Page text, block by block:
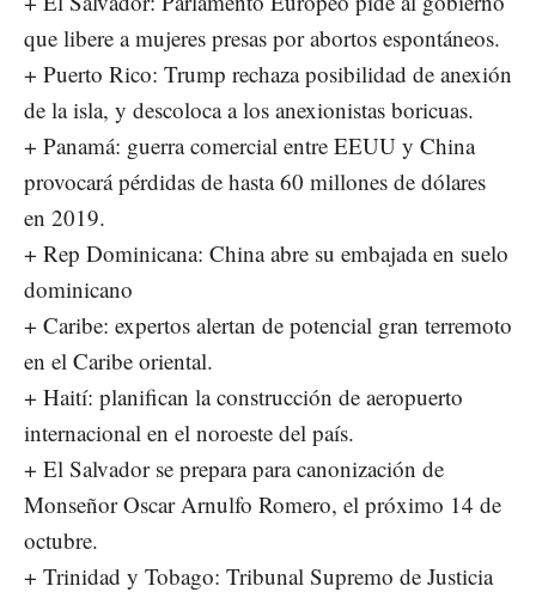
que libere a mujeres presas por abortos espontáneos.
+ Puerto Rico: Trump rechaza posibilidad de anexión
de la isla, y descoloca a los anexionistas boricuas.
+ Panamá: guerra comercial entre EEUU y China
provocará pérdidas de hasta 60 millones de dólares
en 2019.
+ Rep Dominicana: China abre su embajada en suelo
dominicano
+ Caribe: expertos alertan de potencial gran terremoto
en el Caribe oriental.
+ Haití: planifican la construcción de aeropuerto
internacional en el noroeste del país.
+ El Salvador se prepara para canonización de
Monseñor Oscar Arnulfo Romero, el próximo 14 de
octubre.
+ Trinidad y Tobago: Tribunal Supremo de Justicia